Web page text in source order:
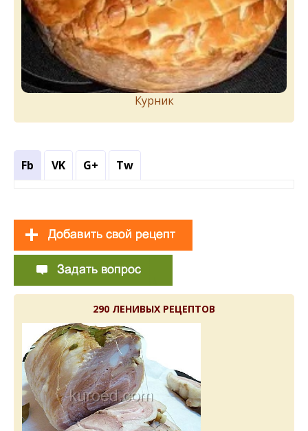
Курник
Fb VK G+ Tw
290 ЛЕНИВЫХ РЕЦЕПТОВ